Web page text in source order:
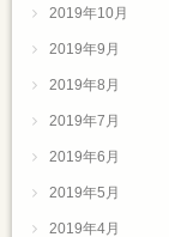
2019年10月
2019年9月
2019年8月
2019年7月
2019年6月
2019年5月
2019年4月